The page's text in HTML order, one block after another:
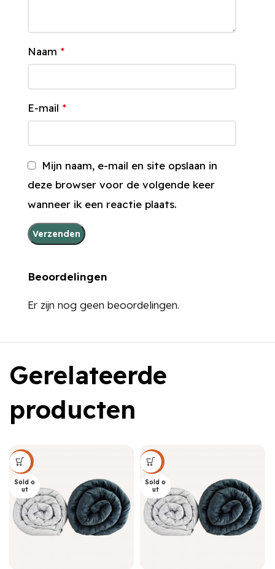
Beoordelingen
Er zijn nog geen beoordelingen.
Naam *
E-mail *
Mijn naam, e-mail en site opslaan in
deze browser voor de volgende keer
wanneer ik een reactie plaats.
Gerelateerde
producten
Sale
Sold o
ut
Sale
Sold o
ut